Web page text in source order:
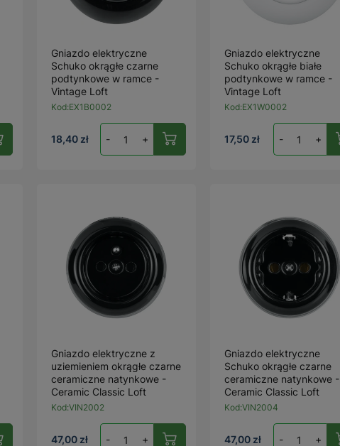
Gniazdo elektryczne
Schuko okrągłe czarne
podtynkowe w ramce -
Vintage Loft
Kod:EX1B0002
18,40 zł - +
Gniazdo elektryczne
Schuko okrągłe białe
podtynkowe w ramce -
Vintage Loft
Kod:EX1W0002
17,50 zł - +
Gniazdo elektryczne z
uziemieniem okrągłe czarne
ceramiczne natynkowe -
Ceramic Classic Loft
Kod:VIN2002
47,00 zł - +
Gniazdo elektryczne
Schuko okrągłe czarne
ceramiczne natynkowe -
Ceramic Classic Loft
Kod:VIN2004
47,00 zł - +